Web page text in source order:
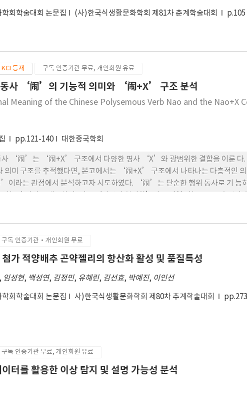
회학술대회 논문집 (사)한국식생활문화학회 제81차 춘계학술대회 p.105
KCI 등재 구독 인증기관 무료, 개인회원 유료
동사 ‘闹’의 기능적 의미와 ‘闹+X’ 구조 분석
Meaning of the Chinese Polysemous Verb Nao and the Nao+X
pp.121-140 대한중국학회
사 ‘闹’는 ‘闹+X’ 구조에서 다양한 명사 ‘X’와 광범위한 결합을 이룬 다.
의미 구조를 추적했다면, 본고에서는 ‘闹+X’ 구조에서 나타나는 다층적인
라는 관점에서 분석하고자 시도하였다. ‘闹’는 단순한 행위 동사로 기 능
안에서 하나의 기능적 의미로 재구조화되는 과정과 기제를 규명하고자 하
구독 인증기관·개인회원 무료
가 적양배추 곤약젤리의 항산화 활성 및 품질특성
임성현, 백성연, 김정민, 유혜린, 김선효, 박예진, 이인선
회학술대회 논문집 사)한국식생활문화학회 제80차 추계학술대회
구독 인증기관 무료, 개인회원 유료
터를 활용한 이상 탐지 및 설명 가능성 분석